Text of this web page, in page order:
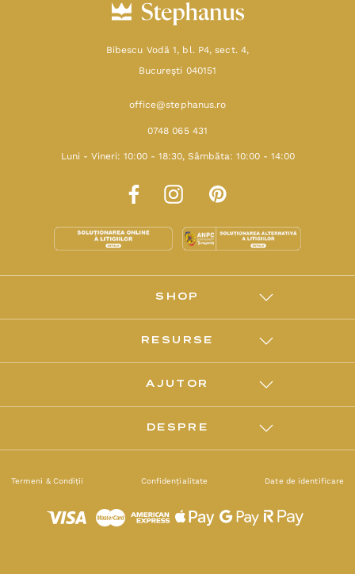
Bibescu Vodă 1, bl. P4, sect. 4,
Bucureşti 040151
office@stephanus.ro
0748 065 431
Luni - Vineri: 10:00 - 18:30, Sâmbăta: 10:00 - 14:00
SHOP
RESURSE
AJUTOR
DESPRE
Termeni & Condiții Confidențialitate Date de identificare